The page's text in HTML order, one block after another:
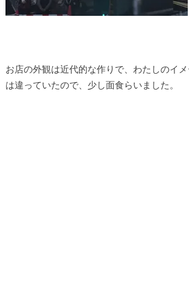
お店の外観は近代的な作りで、わたしのイ
は違っていたので、少し面食らいました。